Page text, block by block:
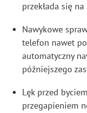
przekłada się
Nawykowe
telefon nawet po
automatyczny
późniejszego
Lęk przed
przegapieniem